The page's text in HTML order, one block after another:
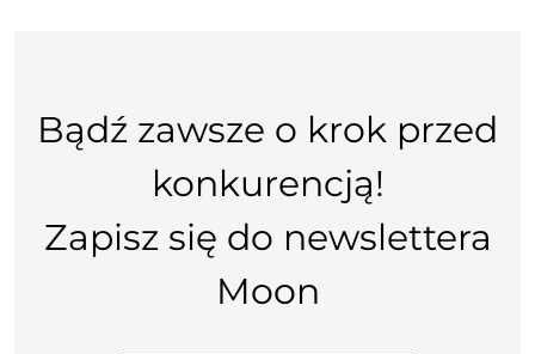
Bądź zawsze o krok przed
konkurencją!
Zapisz się do newslettera
Moon